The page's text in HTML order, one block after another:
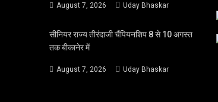
August 7, 2026 Uday Bhaskar
सीनियर राज्य तीरंदाजी चैंपियनशिप 8 से 10 अगस्त
तक बीकानेर में
August 7, 2026 Uday Bhaskar